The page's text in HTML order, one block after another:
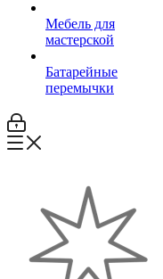
Мебель для
мастерской
Батарейные
перемычки